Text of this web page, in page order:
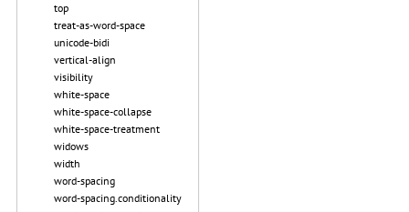
top
treat-as-word-space
unicode-bidi
vertical-align
visibility
white-space
white-space-collapse
white-space-treatment
widows
width
word-spacing
word-spacing.conditionality